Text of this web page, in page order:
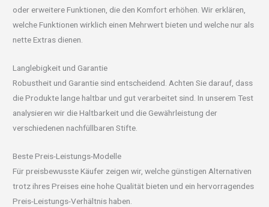
oder erweitere Funktionen, die den Komfort erhöhen. Wir erklären,
welche Funktionen wirklich einen Mehrwert bieten und welche nur als
nette Extras dienen.
Langlebigkeit und Garantie
Robustheit und Garantie sind entscheidend. Achten Sie darauf, dass
die Produkte lange haltbar und gut verarbeitet sind. In unserem Test
analysieren wir die Haltbarkeit und die Gewährleistung der
verschiedenen nachfüllbaren Stifte.
Beste Preis-Leistungs-Modelle
Für preisbewusste Käufer zeigen wir, welche günstigen Alternativen
trotz ihres Preises eine hohe Qualität bieten und ein hervorragendes
Preis-Leistungs-Verhältnis haben.